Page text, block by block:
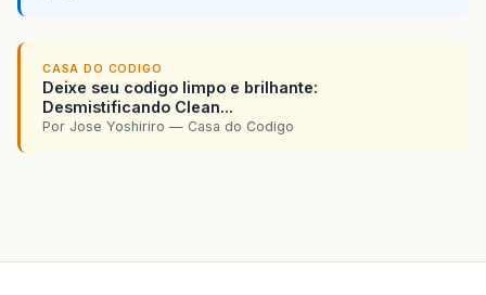
CASA DO CODIGO
Deixe seu codigo limpo e brilhante:
Desmistificando Clean...
Por Jose Yoshiriro — Casa do Codigo